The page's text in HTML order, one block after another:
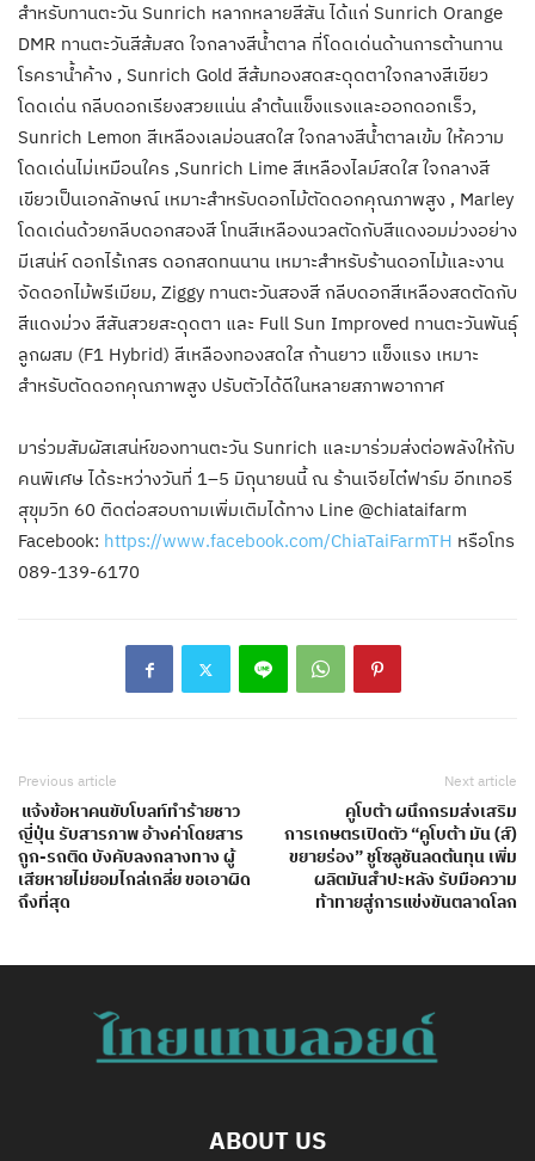
สำหรับทานตะวัน Sunrich หลากหลายสีสัน ได้แก่ Sunrich Orange
DMR ทานตะวันสีส้มสด ใจกลางสีน้ำตาล ที่โดดเด่นด้านการต้านทาน
โรคราน้ำค้าง , Sunrich Gold สีส้มทองสดสะดุดตาใจกลางสีเขียว
โดดเด่น กลีบดอกเรียงสวยแน่น ลำต้นแข็งแรงและออกดอกเร็ว,
Sunrich Lemon สีเหลืองเลม่อนสดใส ใจกลางสีน้ำตาลเข้ม ให้ความ
โดดเด่นไม่เหมือนใคร ,Sunrich Lime สีเหลืองไลม์สดใส ใจกลางสี
เขียวเป็นเอกลักษณ์ เหมาะสำหรับดอกไม้ตัดดอกคุณภาพสูง , Marley
โดดเด่นด้วยกลีบดอกสองสี โทนสีเหลืองนวลตัดกับสีแดงอมม่วงอย่าง
มีเสน่ห์ ดอกไร้เกสร ดอกสดทนนาน เหมาะสำหรับร้านดอกไม้และงาน
จัดดอกไม้พรีเมียม, Ziggy ทานตะวันสองสี กลีบดอกสีเหลืองสดตัดกับ
สีแดงม่วง สีสันสวยสะดุดตา และ Full Sun Improved ทานตะวันพันธุ์
ลูกผสม (F1 Hybrid) สีเหลืองทองสดใส ก้านยาว แข็งแรง เหมาะ
สำหรับตัดดอกคุณภาพสูง ปรับตัวได้ดีในหลายสภาพอากาศ
มาร่วมสัมผัสเสน่ห์ของทานตะวัน Sunrich และมาร่วมส่งต่อพลังให้กับ
คนพิเศษ ได้ระหว่างวันที่ 1–5 มิถุนายนนี้ ณ ร้านเจียไต๋ฟาร์ม อีทเทอรี
สุขุมวิท 60 ติดต่อสอบถามเพิ่มเติมได้ทาง Line @chiataifarm
Facebook: https://www.facebook.com/ChiaTaiFarmTH หรือโทร
089-139-6170
Previous article
แจ้งข้อหาคนขับโบลท์ทำร้ายชาว
ญี่ปุ่น รับสารภาพ อ้างค่าโดยสาร
ถูก-รถติด บังคับลงกลางทาง ผู้
เสียหายไม่ยอมไกล่เกลี่ย ขอเอาผิด
ถึงที่สุด
Next article
คูโบต้า ผนึกกรมส่งเสริม
การเกษตรเปิดตัว “คูโบต้า มัน (ส์)
ขยายร่อง” ชูโซลูชันลดต้นทุน เพิ่ม
ผลิตมันสำปะหลัง รับมือความ
ท้าทายสู่การแข่งขันตลาดโลก
ABOUT US